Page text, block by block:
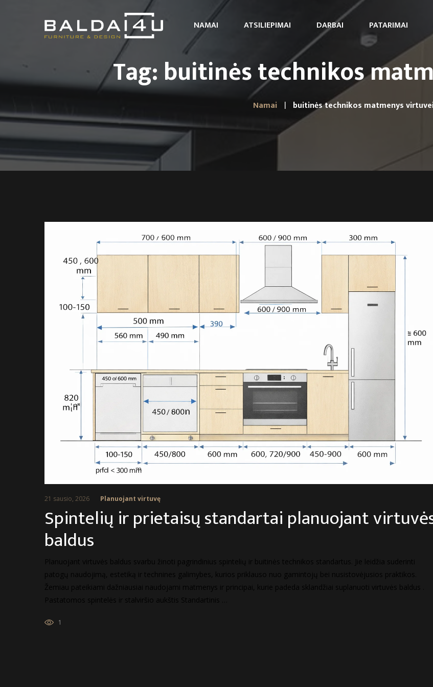
NAMAI ATSILIEPIMAI DARBAI PATARIMAI
Tag: buitinės technikos
Namai buitinės technikos matmenys
21 sausio, 2026 Planuojant virtuvę
Spintelių ir prietaisų standartai planuojant
baldus
Planuojant virtuvės baldus svarbu žinoti pagrindinius spintelių ir buitinės technikos standartus. Jie leidžia suderinti
patogų naudojimą, estetiką ir technines galimybes, kurios priklauso nuo gamintojų bei nusistovėjusios praktikos.
Žemiau pateikiami dažniausiai naudojami matmenys ir principai, kurie padeda sklandžiai suplanuoti virtuvės baldus .
Pastatomos spintelės ir stalviršio aukštis Standartinis …
1